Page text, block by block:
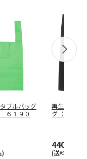
ブルバッグ
６１９０
)
再生ＰＥＴ
グ（ブラッ
440円
(送料別・税